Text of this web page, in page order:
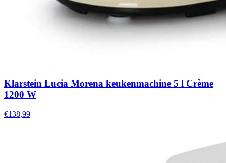
Klarstein Lucia Morena keukenmachine 5 l Crème
1200 W
€138,99